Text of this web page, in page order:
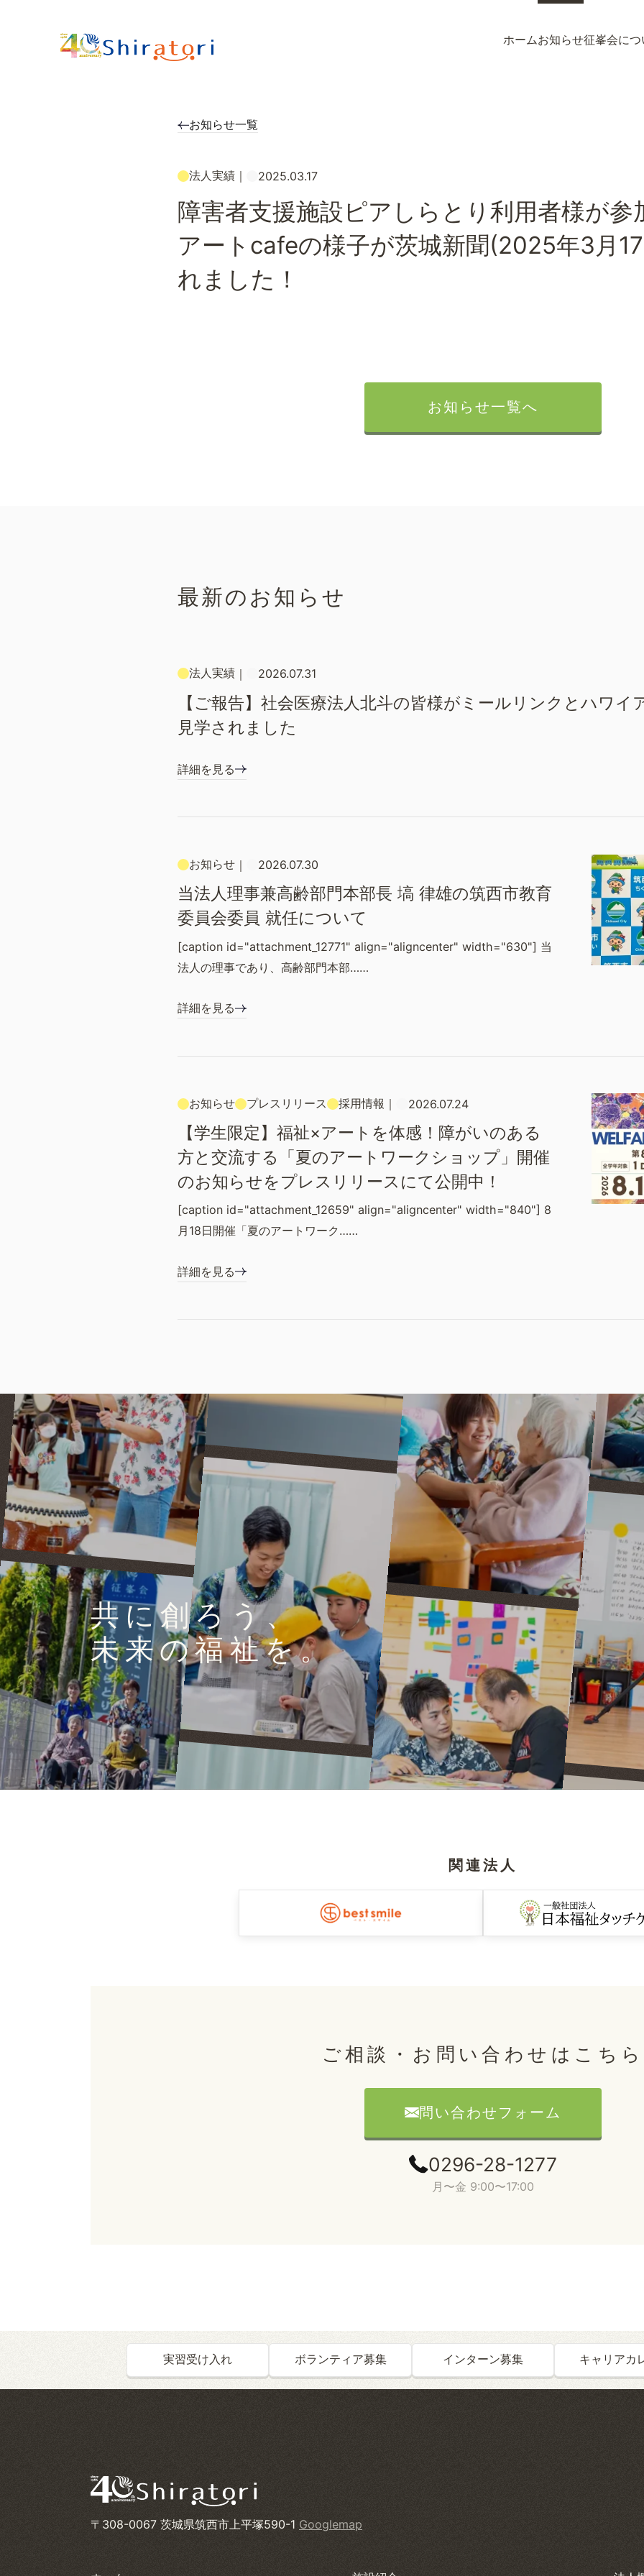
ホームお知らせ征峯会につ
お知らせ一覧
法人実績 ｜ 2025.03.17
障害者支援施設ピアしらとり利用者様が
アートcafeの様子が茨城新聞(2025年3月
れました！
お知らせ一覧へ
最新のお知らせ
法人実績 ｜ 2026.07.31
【ご報告】社会医療法人北斗の皆様がミールリンクとハワイ
見学されました
詳細を見る
お知らせ ｜ 2026.07.30
当法人理事兼高齢部門本部長 塙 律雄の筑西市教育
委員会委員 就任について
[caption id="attachment_12771" align="aligncenter" width="630"] 当
法人の理事であり、高齢部門本部……
詳細を見る
お知らせ プレスリリース 採用情報 ｜ 2026.07.24
【学生限定】福祉×アートを体感！障がいのある
方と交流する「夏のアートワークショップ」開催
のお知らせをプレスリリースにて公開中！
[caption id="attachment_12659" align="aligncenter" width="840"] 8
月18日開催「夏のアートワーク……
詳細を見る
共に創ろう、
未来の福祉を。
関連法人
ご相談・お問い合わせはこちら
問い合わせフォーム
0296-28-1277
月〜金 9:00〜17:00
実習受け入れ ボランティア募集 インターン募集 キャリアカ
〒308-0067 茨城県筑西市上平塚590-1 Googlemap